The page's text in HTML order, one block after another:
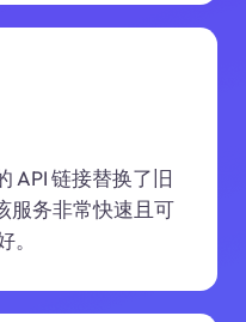
API 链接替换了旧
服务非常快速且可